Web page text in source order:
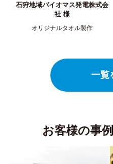
石狩地域バイオマス発電株式会
社 ​様
オリジナルタオル製作
一覧
お客様の事